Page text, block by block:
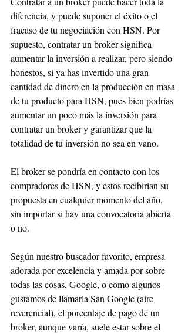
diferencia, y puede suponer el éxito o el
fracaso de tu negociación con HSN. Por
supuesto, contratar un broker significa
aumentar la inversión a realizar, pero siendo
honestos, si ya has invertido una gran
cantidad de dinero en la producción en masa
de tu producto para HSN, pues bien podrías
aumentar un poco más la inversión para
contratar un broker y garantizar que la
totalidad de tu inversión no sea en vano.
El broker se pondría en contacto con los
compradores de HSN, y estos recibirían su
propuesta en cualquier momento del año,
sin importar si hay una convocatoria abierta
o no.
Según nuestro buscador favorito, empresa
adorada por excelencia y amada por sobre
todas las cosas, Google, o como algunos
gustamos de llamarla San Google (aire
reverencial), el porcentaje de pago de un
broker, aunque varía, suele estar sobre el